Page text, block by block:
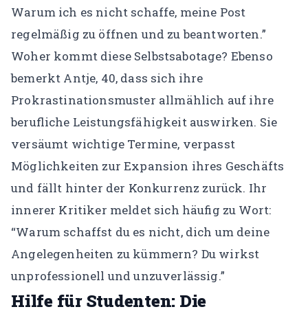
Warum ich es nicht schaffe, meine Post
regelmäßig zu öffnen und zu beantworten.”
Woher kommt diese Selbstsabotage? Ebenso
bemerkt Antje, 40, dass sich ihre
Prokrastinationsmuster allmählich auf ihre
berufliche Leistungsfähigkeit auswirken. Sie
versäumt wichtige Termine, verpasst
Möglichkeiten zur Expansion ihres Geschäfts
und fällt hinter der Konkurrenz zurück. Ihr
innerer Kritiker meldet sich häufig zu Wort:
“Warum schaffst du es nicht, dich um deine
Angelegenheiten zu kümmern? Du wirkst
unprofessionell und unzuverlässig.”
Hilfe für Studenten: Die